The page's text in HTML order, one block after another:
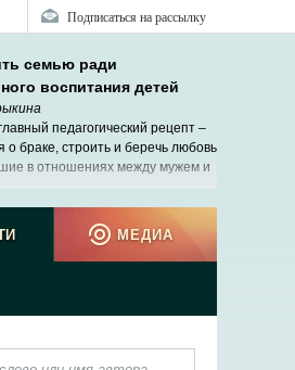
Подписаться на рассылку
семью ради
воспитания детей
педагогический рецепт –
о браке, строить и беречь любовь
в отношениях между мужем и
МЕДИА